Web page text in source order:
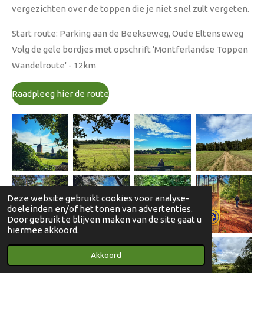
Deze website gebruikt cookies voor analyse-
doeleinden en/of het tonen van advertenties.
Door gebruik te blijven maken van de site gaat u
hiermee akkoord.
Akkoord
vergezichten over de toppen die je niet snel zult vergeten.
Start route: Parking aan de Beekseweg, Oude Eltenseweg
Volg de gele bordjes met opschrift 'Montferlandse Toppen
Wandelroute' - 12km
Raadpleeg hier de route